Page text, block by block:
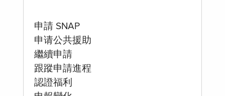
申請 SNAP
申请公共援助
繼續申請
跟蹤申請進程
認證福利